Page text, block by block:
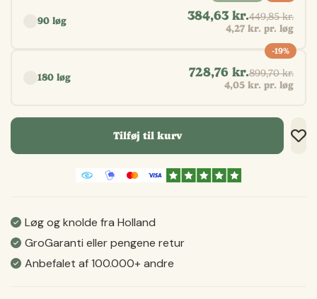
90 løg 384,63 kr.449,85 kr.
4,27 kr. pr. løg
180 løg 728,76 kr.899,70 kr.
4,05 kr. pr. løg
-19%
Tilføj til kurv
Løg og knolde fra Holland
GroGaranti eller pengene retur
Anbefalet af 100.000+ andre